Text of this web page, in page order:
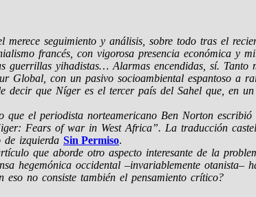
seguimiento y análisis, sobre todo tras el
francés, con vigorosa presencia económica y
guerrillas yihadistas… Alarmas encendidas, sí.
Global, con un pasivo socioambiental espantoso a
que Níger es el tercer país del Sahel que, en
que el periodista norteamericano Ben Norton escribió
Fears of war in West Africa”. La traducción
de izquierda Sin Permiso.
que aborde otro aspecto interesante de la
hegemónica occidental –invariablemente otanista–
no consiste también el pensamiento crítico?